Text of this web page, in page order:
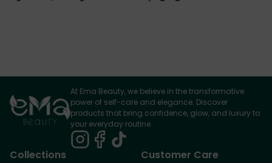
At Ema Beauty, we believe in the transformative
power of self-care and elegance. Discover
products that bring confidence, glow, and luxury to
your everyday routine.
Collections Customer Care